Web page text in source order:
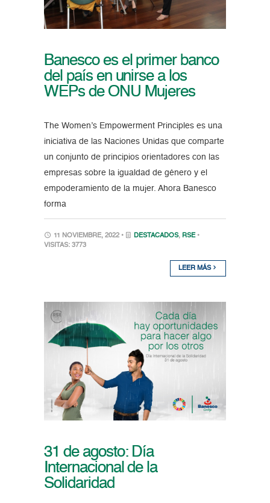
Banesco es el primer banco
del país en unirse a los
WEPs de ONU Mujeres
The Women’s Empowerment Principles es una
iniciativa de las Naciones Unidas que comparte
un conjunto de principios orientadores con las
empresas sobre la igualdad de género y el
empoderamiento de la mujer. Ahora Banesco
forma
11 NOVIEMBRE, 2022 • DESTACADOS, RSE •
VISITAS: 3773
LEER MÁS
31 de agosto: Día
Internacional de la
Solidaridad